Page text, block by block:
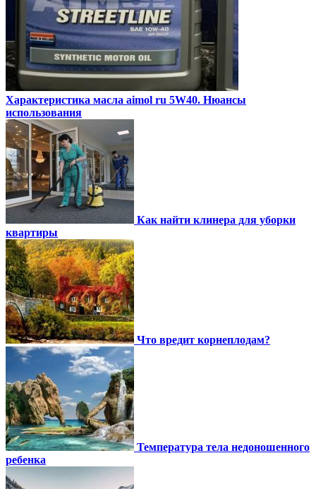
Характеристика масла aimol ru 5W40. Нюансы
использования
Как найти клинера для уборки
квартиры
Что вредит корнеплодам?
Температура тела недоношенного
ребенка